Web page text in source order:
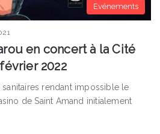
Evénements
en concert à la Cité
2022
rendant impossible le
de Saint Amand initialement